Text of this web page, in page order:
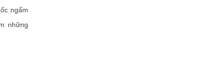
ngấm
những